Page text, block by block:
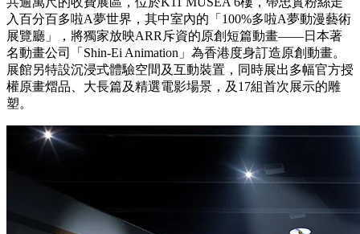
入百分百多啦A夢世界，其中室內的「100%多啦A夢動漫藝術
展覽廳」，將獨家放映ARR斥資的原創短篇動畫——日本著
名動畫公司「Shin-Ei Animation」為香港度身訂造原創動畫。
展館另特設沉浸式體驗空間及互動裝置，同時展出多幅官方授
權原畫熠品、大長篇及精選電影場景，及17組首次展示的雕
塑。